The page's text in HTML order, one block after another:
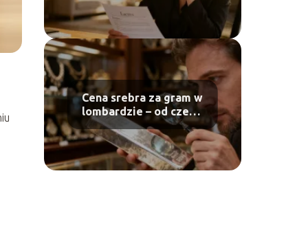
to możliwe?
Cena srebra za gram w
lombardzie – od czego
zależy?